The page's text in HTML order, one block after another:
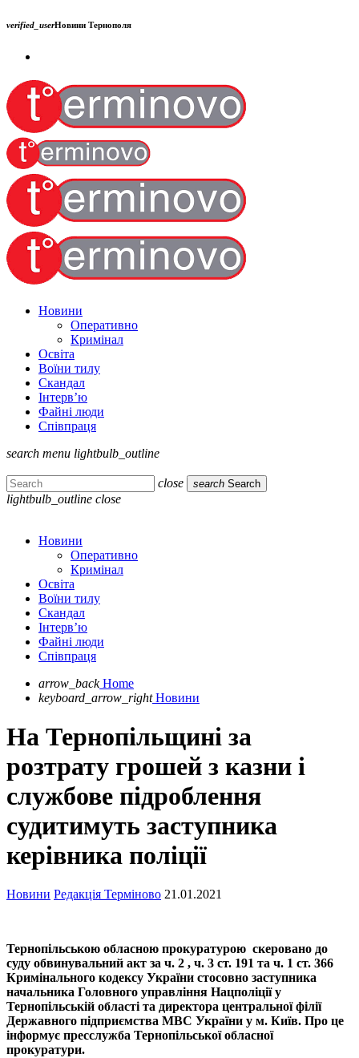
verified_userНовини Тернополя
Новини
Оперативно
Кримінал
Освіта
Воїни тилу
Скандал
Інтерв’ю
Файні люди
Співпраця
search menu lightbulb_outline
close search Search
lightbulb_outline close
Новини
Оперативно
Кримінал
Освіта
Воїни тилу
Скандал
Інтерв’ю
Файні люди
Співпраця
arrow_back Home
keyboard_arrow_right Новини
На Тернопільщині за
розтрату грошей з казни і
службове підроблення
судитимуть заступника
керівника поліції
Новини Редакція Терміново 21.01.2021
Тернопільською обласною прокуратурою скеровано до
суду обвинувальний акт за ч. 2 , ч. 3 ст. 191 та ч. 1 ст. 366
Кримінального кодексу України стосовно заступника
начальника Головного управління Нацполіції у
Тернопільській області та директора центральної філії
Державного підприємства МВС України у м. Київ. Про це
інформує пресслужба Тернопільської обласної
прокуратури.